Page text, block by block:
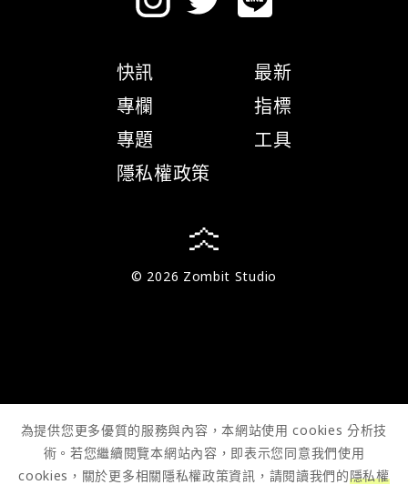
快訊
專欄
專題
隱私權政策
最新
指標
工具
© 2026 Zombit Studio
為提供您更多優質的服務與內容，本網站使用 cookies 分析技
術。若您繼續閱覽本網站內容，即表示您同意我們使用
cookies，關於更多相關隱私權政策資訊，請閱讀我們的隱私權